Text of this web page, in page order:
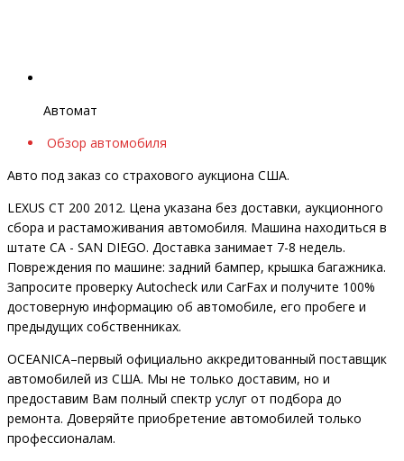
Автомат
Обзор автомобиля
Авто под заказ со страхового аукциона США.
LEXUS CT 200 2012. Цена указана без доставки, аукционного
сбора и растаможивания автомобиля. Машина находиться в
штате CA - SAN DIEGO. Доставка занимает 7-8 недель.
Повреждения по машине: задний бампер, крышка багажника.
Запросите проверку Autocheck или CarFax и получите 100%
достоверную информацию об автомобиле, его пробеге и
предыдущих собственниках.
OCEANIСA–первый официально аккредитованный поставщик
автомобилей из США. Мы не только доставим, но и
предоставим Вам полный спектр услуг от подбора до
ремонта. Доверяйте приобретение автомобилей только
профессионалам.